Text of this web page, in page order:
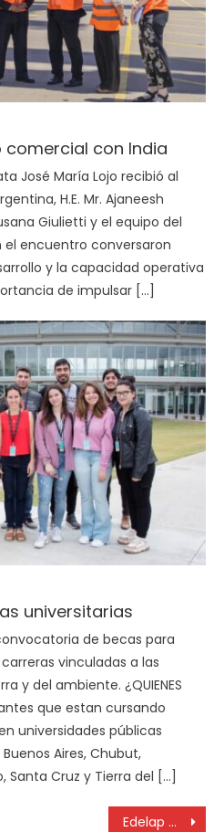
comercial con India
José María Lojo recibió al
H.E. Mr. Ajaneesh
Giulietti y el equipo del
el encuentro conversaron
y la capacidad operativa
de impulsar […]
universitarias
de becas para
vinculadas a las
y del ambiente. ¿QUIENES
que estan cursando
universidades públicas
Aires, Chubut,
Santa Cruz y Tierra del […]
Edelap mejora el abastecimiento de electricidad para la Región